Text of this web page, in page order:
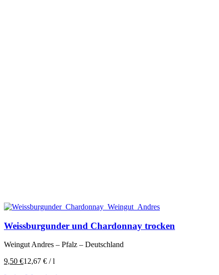
Weissburgunder und Chardonnay trocken
Weingut Andres – Pfalz – Deutschland
9,50 €12,67 € /l